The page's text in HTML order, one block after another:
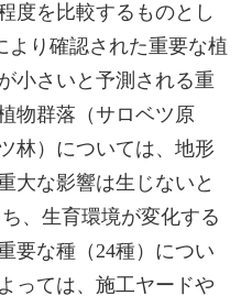
度を比較するものとし
より確認された重要な植
小さいと予測される重
物群落（サロベツ原
林）については、地形
大な影響は生じないと
、生育環境が変化する
要な種（24種）につい
っては、施工ヤードや